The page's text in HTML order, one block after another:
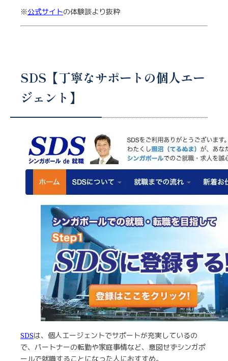
※公式サイトの体験談より抜粋
SDS【丁寧なサポートの個人エー
ジェント】
SDSは、個人エージェントでサポートが充実しているの
で、パートナーの転勤や家庭事情など、意図せずシンガポ